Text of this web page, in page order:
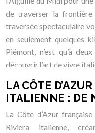
de traverser la frontière
traversée spectaculaire
en seulement quelques
Piémont, n’est qu’à
découvrir l’art de vivre
LA CÔTE
ITALIENNE : DE
La Côte d’Azur
Riviera italienne,